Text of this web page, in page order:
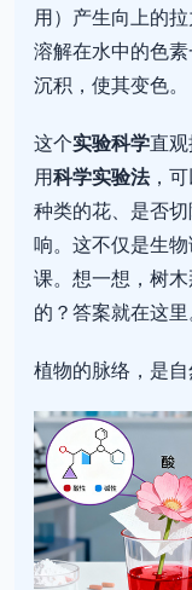
用）产生向上的
溶解在水中的色
沉积，使其变色。
这个实验科学直
用科学实验法，
种类的花、是否
响。这不仅是生
课。想一想，树
的？答案就在这里
植物的脉络，是自